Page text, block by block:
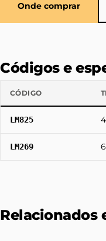
Onde comprar
Códigos e
CÓDIGO
LM825
LM269
Relacionados